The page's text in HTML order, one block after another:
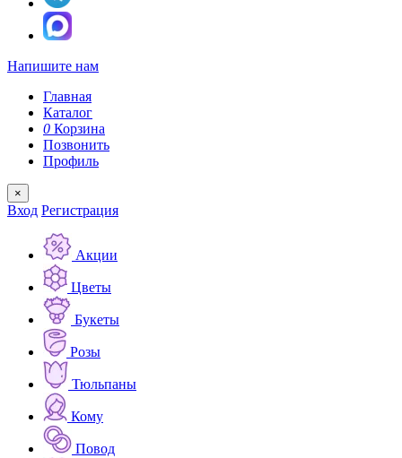
Напишите нам
Главная
Каталог
0 Корзина
Позвонить
Профиль
×
Вход Регистрация
Акции
Цветы
Букеты
Розы
Тюльпаны
Кому
Повод